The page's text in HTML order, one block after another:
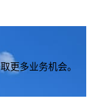
更多业务机会。